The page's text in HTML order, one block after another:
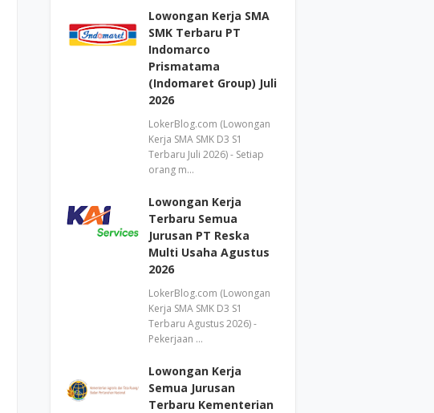
Lowongan Kerja SMA
SMK Terbaru PT
Indomarco
Prismatama
(Indomaret Group) Juli
2026
LokerBlog.com (Lowongan
Kerja SMA SMK D3 S1
Terbaru Juli 2026) - Setiap
orang m…
Lowongan Kerja
Terbaru Semua
Jurusan PT Reska
Multi Usaha Agustus
2026
LokerBlog.com (Lowongan
Kerja SMA SMK D3 S1
Terbaru Agustus 2026) -
Pekerjaan …
Lowongan Kerja
Semua Jurusan
Terbaru Kementerian